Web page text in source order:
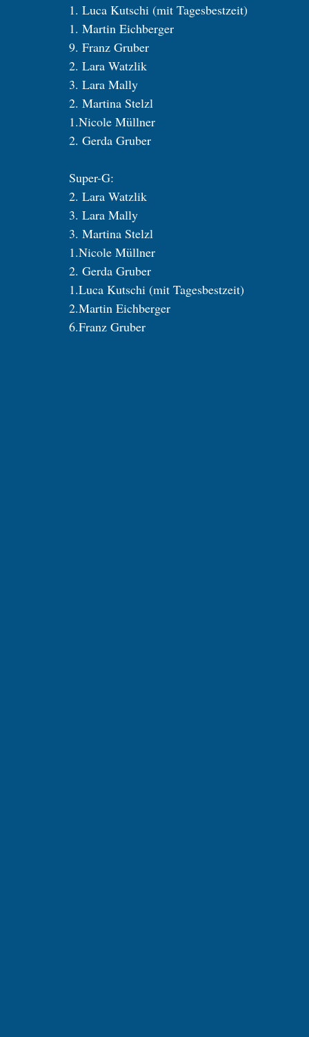
1. Luca Kutschi (mit Tagesbestzeit)
1. Martin Eichberger
9. Franz Gruber
2. Lara Watzlik
3. Lara Mally
2. Martina Stelzl
1.Nicole Müllner
2. Gerda Gruber
Super-G:
2. Lara Watzlik
3. Lara Mally
3. Martina Stelzl
1.Nicole Müllner
2. Gerda Gruber
1.Luca Kutschi (mit Tagesbestzeit)
2.Martin Eichberger
6.Franz Gruber